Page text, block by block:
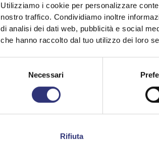
Utilizziamo i cookie per personalizzare
nostro traffico. Condividiamo inoltre
di analisi dei dati web, pubblicità e social
che hanno raccolto dal tuo utilizzo dei loro
Necessari
Rifiuta